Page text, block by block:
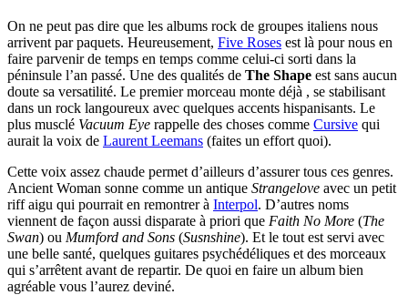
On ne peut pas dire que les albums rock de groupes italiens nous
arrivent par paquets. Heureusement, Five Roses est là pour nous en
faire parvenir de temps en temps comme celui-ci sorti dans la
péninsule l’an passé. Une des qualités de The Shape est sans aucun
doute sa versatilité. Le premier morceau monte déjà , se stabilisant
dans un rock langoureux avec quelques accents hispanisants. Le
plus musclé Vacuum Eye rappelle des choses comme Cursive qui
aurait la voix de Laurent Leemans (faites un effort quoi).
Cette voix assez chaude permet d’ailleurs d’assurer tous ces genres.
Ancient Woman sonne comme un antique Strangelove avec un petit
riff aigu qui pourrait en remontrer à Interpol. D’autres noms
viennent de façon aussi disparate à priori que Faith No More (The
Swan) ou Mumford and Sons (Susnshine). Et le tout est servi avec
une belle santé, quelques guitares psychédéliques et des morceaux
qui s’arrêtent avant de repartir. De quoi en faire un album bien
agréable vous l’aurez deviné.